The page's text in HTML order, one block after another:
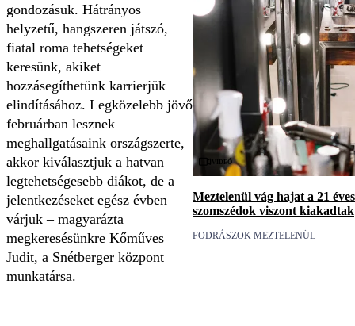
gondozásuk. Hátrányos
helyzetű, hangszeren játszó,
fiatal roma tehetségeket
keresünk, akiket
hozzásegíthetünk karrierjük
elindításához. Legközelebb jövő
februárban lesznek
meghallgatásaink országszerte,
akkor kiválasztjuk a hatvan
legtehetségesebb diákot, de a
jelentkezéseket egész évben
várjuk – magyarázta
megkeresésünkre Kőműves
Judit, a Snétberger központ
munkatársa.
Videó
Meztelenül vág hajat a 21
szomszédok viszont kiakadtak
FODRÁSZOK MEZTELENÜL